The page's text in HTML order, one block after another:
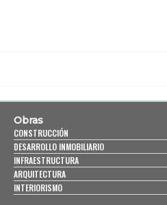
Obras
CONSTRUCCIÓN
DESARROLLO INMOBILIARIO
INFRAESTRUCTURA
ARQUITECTURA
INTERIORISMO